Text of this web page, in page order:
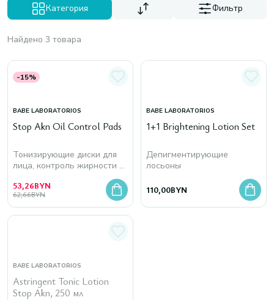
Категория Фильтр
Найдено 3 товара
-15%
BABE LABORATORIOS
Stop Akn Oil Control Pads
Тонизирующие диски для
лица, контроль жирности и
53,26BYN
62,66BYN
BABE LABORATORIOS
1+1 Brightening Lotion Set
Депигментирующие
лосьоны
110,00BYN
BABE LABORATORIOS
Astringent Tonic Lotion
Stop Akn, 250 мл